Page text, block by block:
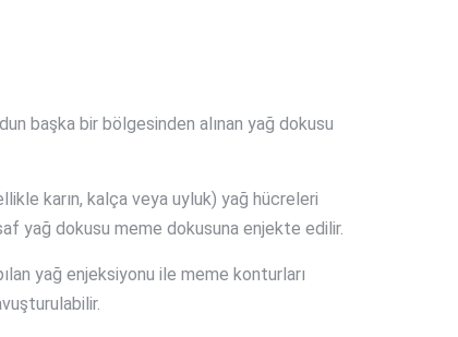
başka bir bölgesinden alınan yağ dokusu
karın, kalça veya uyluk) yağ hücreleri
yağ dokusu meme dokusuna enjekte edilir.
yağ enjeksiyonu ile meme konturları